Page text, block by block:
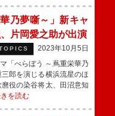
乃夢噺～」新キャ
片岡愛之助が出演
2023年10月5日
「べらぼう ～蔦重栄華乃
郎を演じる横浜流星のほ
役の染谷将太、田沼意知
を読む